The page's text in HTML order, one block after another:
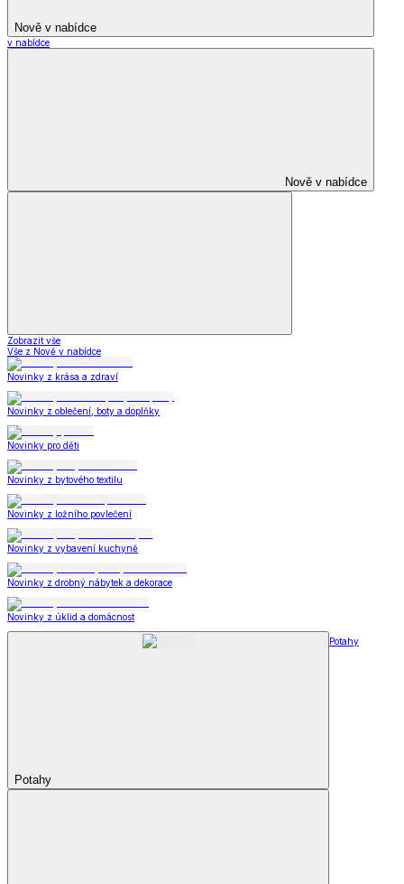
Nově v nabídce
v nabídce
Nově v nabídce
Zobrazit vše
Vše z Nově v nabídce
Novinky z krása a zdraví
Novinky z oblečení, boty a doplňky
Novinky pro děti
Novinky z bytového textilu
Novinky z ložního povlečení
Novinky z vybavení kuchyně
Novinky z drobný nábytek a dekorace
Novinky z úklid a domácnost
Potahy
Potahy